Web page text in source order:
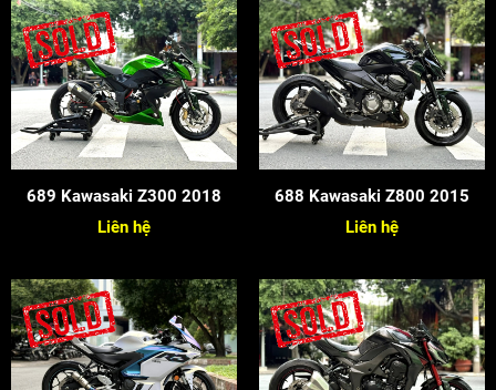
689 Kawasaki Z300 2018
Liên hệ
688 Kawasaki Z800 2015
Liên hệ